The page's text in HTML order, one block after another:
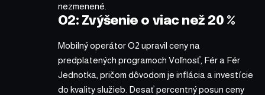
nezmenené.
O2: Zvýšenie o viac než 20 %
Mobilný operátor O2 upravil ceny na
predplatených programoch Voľnosť, Fér a Fér
Jednotka, pričom dôvodom je inflácia a investície
do kvality služieb. Desať percentný posun ceny